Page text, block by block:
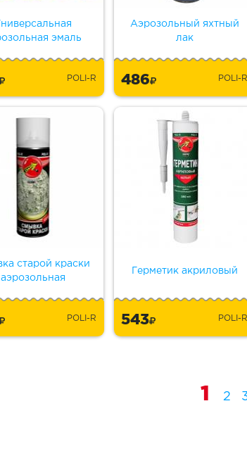
эмаль
POLI-R
Аэрозольный яхтный
лак
486 POLI-R
старой краски
аэрозольная
POLI-R
Герметик акриловый
543 POLI-R
1 2